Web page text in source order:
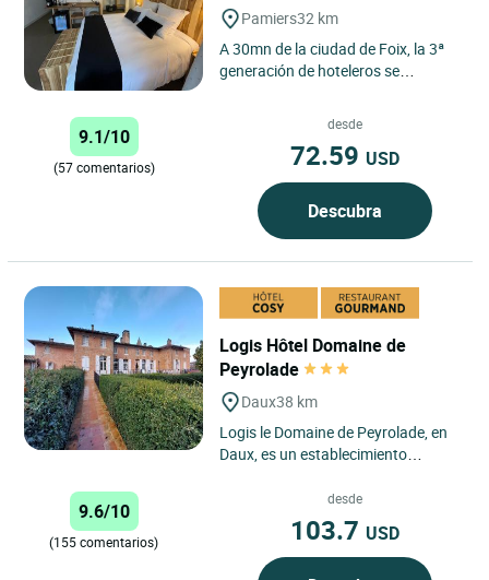
Pamiers32 km
A 30mn de la ciudad de Foix, la 3ª
generación de hoteleros se
con encanto totalmente
9.1/10
(57 comentarios)
desde
72.59 USD
Descubra
Logis Hôtel Domaine de
Peyrolade
Daux38 km
Logis le Domaine de Peyrolade, en
Daux, es un establecimiento
en la propiedad de los...
9.6/10
(155 comentarios)
desde
103.7 USD